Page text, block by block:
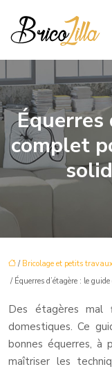
Équerres
complet
/ Bricolage et petits
/ Équerres d’étagère : le
Des étagères mal
domestiques. Ce
bonnes équerres,
maîtriser les